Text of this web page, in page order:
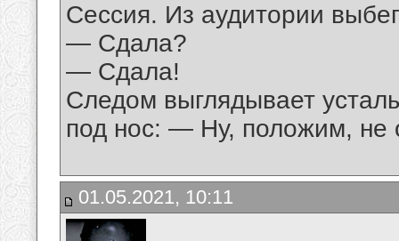
Сессия. Из аудитории
— Сдала?
— Сдала!
Следом выглядывает
под нос: — Ну, положим, не
01.05.2021, 10:11